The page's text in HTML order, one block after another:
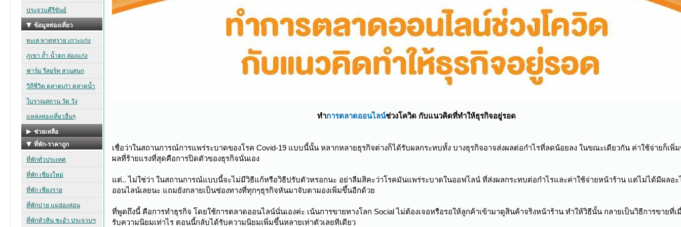
ทำการตลาดออนไลน์ช่วงโควิด กับแนวคิดที่ทำให้ธุรกิจอยู่รอด
เชื่อว่าในสถานการณ์การแพร่ระบาดของโรค Covid-19 แบบนี้นั้น หลากหลายธุรกิจต่างก็ได้รับผลกระทบทั้ง บางธุรกิจอาจส่งผลต่อกำไรที่ลดน้อยลง ในขณะเดียวกัน ค่าใช้จ่ายก็เพิ่
ผลที่ร้ายแรงที่สุดคือการปิดตัวของธุรกิจนั่นเอง
แต่.. ไม่ใช่ว่า ในสถานการณ์แบบนี้จะไม่มีวิธีแก้หรือวิธีปรับตัวหรอกนะ อย่าลืมสิคะว่าโรคมันแพร่ระบาดในออฟไลน์ ที่ส่งผลกระทบต่อกำไรและค่าใช้จ่ายหน้าร้าน แต่ไม่ได้มีผลอะ
ออนไลน์เลยนะ แถมยังกลายเป็นช่องทางที่ทุกๆธุรกิจหันมาจับตามองเพิ่มขึ้นอีกด้วย
ที่พูดถึงนี้ คือการทำธุรกิจ โดยใช้การตลาดออนไลน์นั่นเองค่ะ เน้นการขายทางโลก Social ไม่ต้องเจอหรือรอให้ลูกค้าเข้ามาดูสินค้าจริงหน้าร้าน ทำให้วิธีนั้น กลายเป็นวิธีการขายที่เ
รับความนิยมเท่าไร ตอนนี้กลับได้รับความนิยมเพิ่มขึ้นหลายเท่าตัวเลยทีเดียว